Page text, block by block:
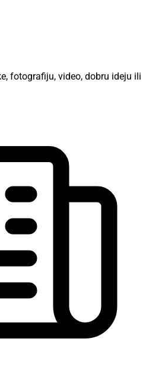
fotografiju, video, dobru ideju ili